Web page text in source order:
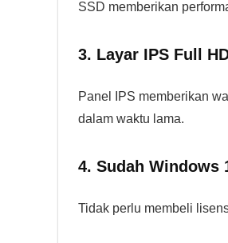
SSD memberikan
3. Layar IPS Full
Panel IPS memberikan
dalam waktu lama.
4. Sudah Windows
Tidak perlu membeli